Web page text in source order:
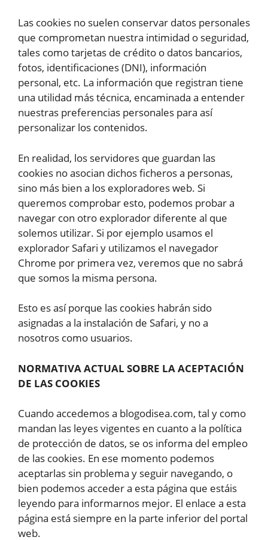
Las cookies no suelen conservar datos personales
que comprometan nuestra intimidad o seguridad,
tales como tarjetas de crédito o datos bancarios,
fotos, identificaciones (DNI), información
personal, etc. La información que registran tiene
una utilidad más técnica, encaminada a entender
nuestras preferencias personales para así
personalizar los contenidos.
En realidad, los servidores que guardan las
cookies no asocian dichos ficheros a personas,
sino más bien a los exploradores web. Si
queremos comprobar esto, podemos probar a
navegar con otro explorador diferente al que
solemos utilizar. Si por ejemplo usamos el
explorador Safari y utilizamos el navegador
Chrome por primera vez, veremos que no sabrá
que somos la misma persona.
Esto es así porque las cookies habrán sido
asignadas a la instalación de Safari, y no a
nosotros como usuarios.
NORMATIVA ACTUAL SOBRE LA ACEPTACIÓN
DE LAS COOKIES
Cuando accedemos a blogodisea.com, tal y como
mandan las leyes vigentes en cuanto a la política
de protección de datos, se os informa del empleo
de las cookies. En ese momento podemos
aceptarlas sin problema y seguir navegando, o
bien podemos acceder a esta página que estáis
leyendo para informarnos mejor. El enlace a esta
página está siempre en la parte inferior del portal
web.